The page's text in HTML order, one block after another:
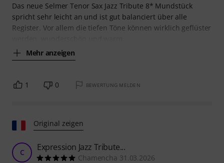
Das neue Selmer Tenor Sax Jazz Tribute 8* Mundstück
spricht sehr leicht an und ist gut balanciert über alle
Register. Vor allem die tiefen Töne können wirklich geflüster
Mehr anzeigen
1 0 BEWERTUNG MELDEN
Original zeigen
C Expression Jazz Tribute...
Chamencha 31.03.2026